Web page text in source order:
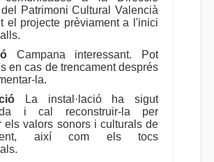
Patrimoni Cultural Valencià
el projecte prèviament a l'inici
Campana interessant. Pot
en cas de trencament després
la.
La instal·lació ha sigut
i cal reconstruir-la per
els valors sonors i culturals de
així com els tocs